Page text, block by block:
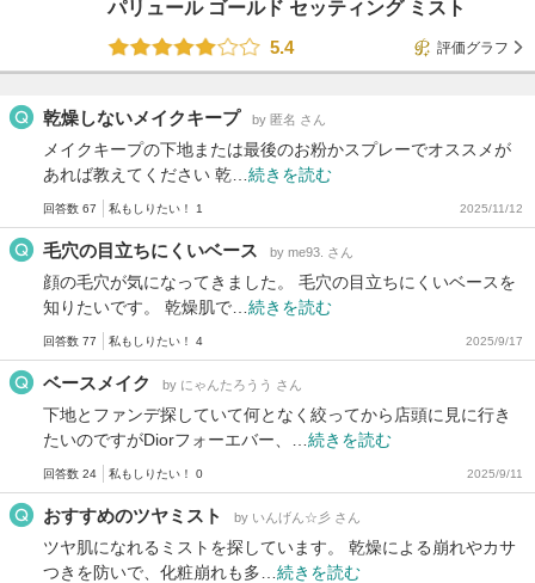
パリュール ゴールド セッティング ミスト
5.4
評価グラフ
乾燥しないメイクキープ by 匿名 さん
メイクキープの下地または最後のお粉かスプレーでオススメが
あれば教えてください 乾… 続きを読む
回答数 67 私もしりたい！ 1 2025/11/12
毛穴の目立ちにくいベース by me93. さん
顔の毛穴が気になってきました。 毛穴の目立ちにくいベースを
知りたいです。 乾燥肌で… 続きを読む
回答数 77 私もしりたい！ 4 2025/9/17
ベースメイク by にゃんたろうう さん
下地とファンデ探していて何となく絞ってから店頭に見に行き
たいのですがDiorフォーエバー、… 続きを読む
回答数 24 私もしりたい！ 0 2025/9/11
おすすめのツヤミスト by いんげん☆彡 さん
ツヤ肌になれるミストを探しています。 乾燥による崩れやカサ
つきを防いで、化粧崩れも多… 続きを読む